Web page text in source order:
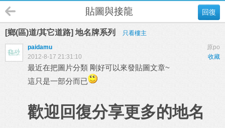
回復
貼圖與接龍
[鄉(區)道/其它道路] 地名牌系列
只看樓主
原po
paidamu
收藏
2012-8-17 21:31:10
最近在把圖片分類 剛好可以來發貼圖文章~
這只是一部分而已
歡迎回復分享更多的地名